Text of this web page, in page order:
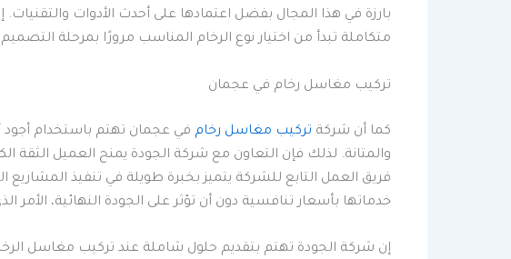
بارزة في هذا المجال بفضل اعتمادها على أحدث الأدوات
متكاملة تبدأ من اختيار نوع الرخام المناسب مرورًا بمرحلة
تركيب مغاسل رخام في عجمان
كما أن شركة تركيب مغاسل رخام في عجمان تهتم باستخدام أجود
والمتانة. لذلك فإن التعاون مع شركة الجودة يمنح العميل
فريق العمل التابع للشركة يتميز بخبرة طويلة في تنفيذ
خدماتها بأسعار تنافسية دون أن تؤثر على الجودة النهائية، الأمر
إن شركة الجودة تهتم بتقديم حلول شاملة عند تركيب مغاسل